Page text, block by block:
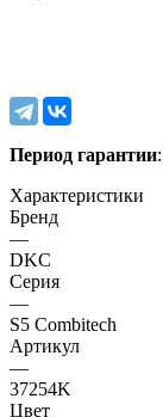
Период гарантии
Характеристики
Бренд
—
DKC
Серия
—
S5 Combitech
Артикул
—
37254K
Цвет